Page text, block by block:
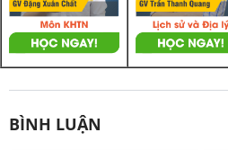
BÌNH LUẬN